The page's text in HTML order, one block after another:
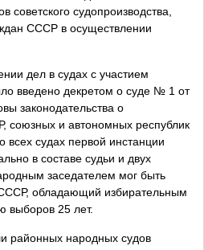
советского судопроизводства,
СССР в осуществлении
дел в судах с участием
введено декретом о суде № 1 от
законодательства о
союзных и автономных республик
всех судах первой инстанции
в составе судьи и двух
заседателем мог быть
обладающий избирательным
выборов 25 лет.
районных народных судов